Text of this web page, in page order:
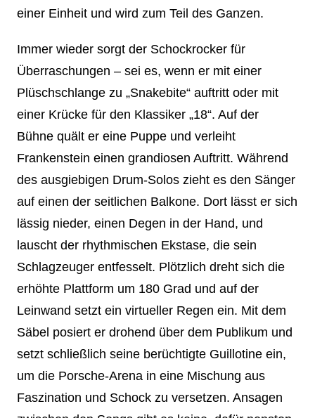
einer Einheit und wird zum Teil des Ganzen.
Immer wieder sorgt der Schockrocker für
Überraschungen – sei es, wenn er mit einer
Plüschschlange zu „Snakebite“ auftritt oder mit
einer Krücke für den Klassiker „18“. Auf der
Bühne quält er eine Puppe und verleiht
Frankenstein einen grandiosen Auftritt. Während
des ausgiebigen Drum-Solos zieht es den Sänger
auf einen der seitlichen Balkone. Dort lässt er sich
lässig nieder, einen Degen in der Hand, und
lauscht der rhythmischen Ekstase, die sein
Schlagzeuger entfesselt. Plötzlich dreht sich die
erhöhte Plattform um 180 Grad und auf der
Leinwand setzt ein virtueller Regen ein. Mit dem
Säbel posiert er drohend über dem Publikum und
setzt schließlich seine berüchtigte Guillotine ein,
um die Porsche-Arena in eine Mischung aus
Faszination und Schock zu versetzen. Ansagen